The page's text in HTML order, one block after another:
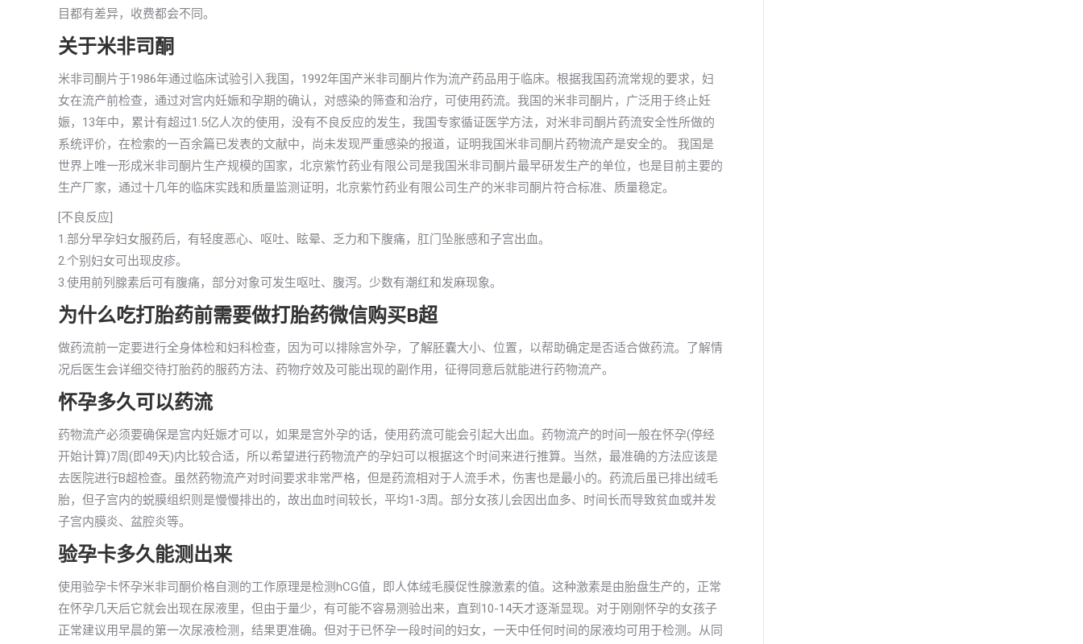
目都有差异，收费都会不同。
关于米非司酮
米非司酮片于1986年通过临床试验引入我国，1992年国产米非司酮片作为流产药品用于临床。根据我国药流常规的要求，妇
女在流产前检查，通过对宫内妊娠和孕期的确认，对感染的筛查和治疗，可使用药流。我国的米非司酮片，广泛用于终止妊
娠，13年中，累计有超过1.5亿人次的使用，没有不良反应的发生，我国专家循证医学方法，对米非司酮片药流安全性所做的
系统评价，在检索的一百余篇已发表的文献中，尚未发现严重感染的报道，证明我国米非司酮片药物流产是安全的。 我国是
世界上唯一形成米非司酮片生产规模的国家，北京紫竹药业有限公司是我国米非司酮片最早研发生产的单位，也是目前主要的
生产厂家，通过十几年的临床实践和质量监测证明，北京紫竹药业有限公司生产的米非司酮片符合标准、质量稳定。
[不良反应]
1.部分早孕妇女服药后，有轻度恶心、呕吐、眩晕、乏力和下腹痛，肛门坠胀感和子宫出血。
2.个别妇女可出现皮疹。
3.使用前列腺素后可有腹痛，部分对象可发生呕吐、腹泻。少数有潮红和发麻现象。
为什么吃打胎药前需要做打胎药微信购买B超
做药流前一定要进行全身体检和妇科检查，因为可以排除宫外孕，了解胚囊大小、位置，以帮助确定是否适合做药流。了解情
况后医生会详细交待打胎药的服药方法、药物疗效及可能出现的副作用，征得同意后就能进行药物流产。
怀孕多久可以药流
药物流产必须要确保是宫内妊娠才可以，如果是宫外孕的话，使用药流可能会引起大出血。药物流产的时间一般在怀孕(停经
开始计算)7周(即49天)内比较合适，所以希望进行药物流产的孕妇可以根据这个时间来进行推算。当然，最准确的方法应该是
去医院进行B超检查。虽然药物流产对时间要求非常严格，但是药流相对于人流手术，伤害也是最小的。药流后虽已排出绒毛
胎，但子宫内的蜕膜组织则是慢慢排出的，故出血时间较长，平均1-3周。部分女孩儿会因出血多、时间长而导致贫血或并发
子宫内膜炎、盆腔炎等。
验孕卡多久能测出来
使用验孕卡怀孕米非司酮价格自测的工作原理是检测hCG值，即人体绒毛膜促性腺激素的值。这种激素是由胎盘生产的，正常
在怀孕几天后它就会出现在尿液里，但由于量少，有可能不容易测验出来，直到10-14天才逐渐显现。对于刚刚怀孕的女孩子
正常建议用早晨的第一次尿液检测，结果更准确。但对于已怀孕一段时间的妇女，一天中任何时间的尿液均可用于检测。从同